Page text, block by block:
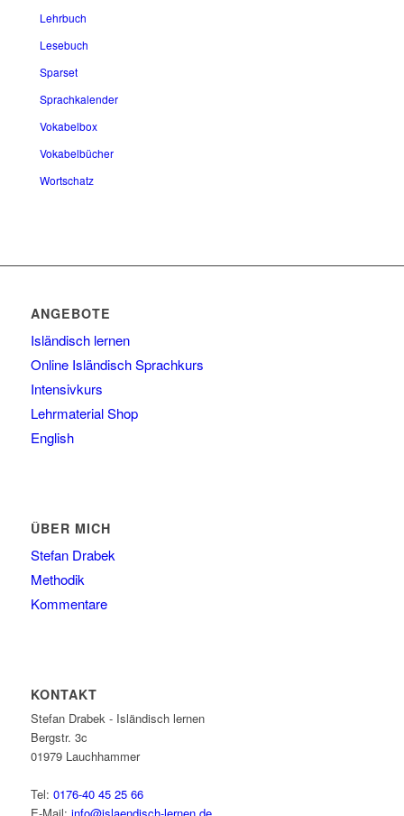
Lehrbuch
Lesebuch
Sparset
Sprachkalender
Vokabelbox
Vokabelbücher
Wortschatz
ANGEBOTE
Isländisch lernen
Online Isländisch Sprachkurs
Intensivkurs
Lehrmaterial Shop
English
ÜBER MICH
Stefan Drabek
Methodik
Kommentare
KONTAKT
Stefan Drabek - Isländisch lernen
Bergstr. 3c
01979 Lauchhammer
Tel: 0176-40 45 25 66